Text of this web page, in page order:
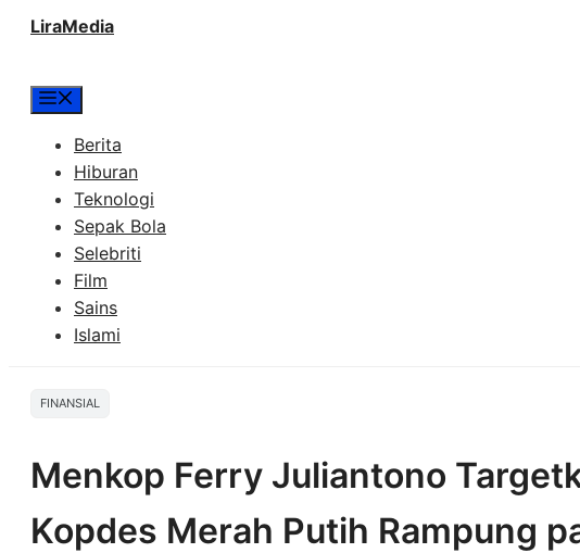
LiraMedia
Berita
Hiburan
Teknologi
Sepak Bola
Selebriti
Film
Sains
Islami
FINANSIAL
Menkop Ferry Juliantono
Kopdes Merah Putih Rampung